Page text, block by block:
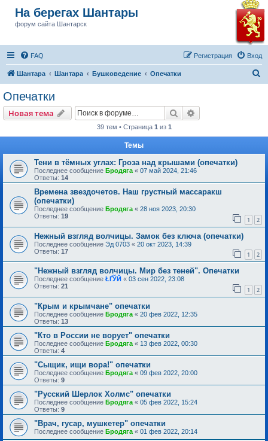
На берегах Шантары
форум сайта Шантарск
FAQ Вход
Регистрация
Шантара Шантара Бушковедение Опечатки
Опечатки
Новая тема Поиск
39 тем • Страница 1 из 1
Темы
Тени в тёмных углах: Гроза над крышами (опечатки)
Последнее сообщение Бродяга « 07 май 2024, 21:46
Ответы: 14
Времена звездочетов. Наш грустный массаракш
(опечатки)
Последнее сообщение Бродяга « 28 ноя 2023, 20:30
Ответы: 19 1 2
Нежный взгляд волчицы. Замок без ключа (опечатки)
Последнее сообщение Эд 0703 « 20 окт 2023, 14:39
Ответы: 17 1 2
"Нежный взгляд волчицы. Мир без теней". Опечатки
Последнее сообщение ŁҐЎЙ « 03 сен 2022, 23:08
Ответы: 21 1 2
"Крым и крымчане" опечатки
Последнее сообщение Бродяга « 20 фев 2022, 12:35
Ответы: 13
"Кто в России не ворует" опечатки
Последнее сообщение Бродяга « 13 фев 2022, 00:30
Ответы: 4
"Сыщик, ищи вора!" опечатки
Последнее сообщение Бродяга « 09 фев 2022, 20:00
Ответы: 9
"Русский Шерлок Холмс" опечатки
Последнее сообщение Бродяга « 05 фев 2022, 15:24
Ответы: 9
"Врач, гусар, мушкетер" опечатки
Последнее сообщение Бродяга « 01 фев 2022, 20:14